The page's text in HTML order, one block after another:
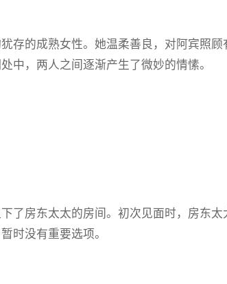
存的成熟女性。她温柔善良，对阿宾照
中，两人之间逐渐产生了微妙的情愫。
了房东太太的房间。初次见面时，房东
时没有重要选项。